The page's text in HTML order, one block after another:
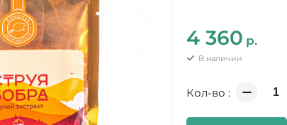
4 360 р.
В наличии
Кол-во :